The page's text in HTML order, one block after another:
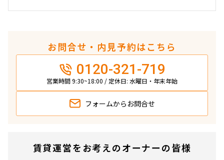
お問合せ・内見予約はこちら
0120-321-719
営業時間 9:30~18:00 / 定休日: 水曜日・年末年始
フォームから お問合せ
賃貸運営をお考えのオーナーの皆様